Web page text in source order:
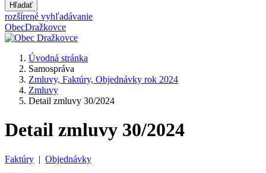
Hľadať
rozšírené vyhľadávanie
ObecDražkovce
Úvodná stránka
Samospráva
Zmluvy, Faktúry, Objednávky rok 2024
Zmluvy
Detail zmluvy 30/2024
Detail zmluvy 30/2024
Faktúry | Objednávky